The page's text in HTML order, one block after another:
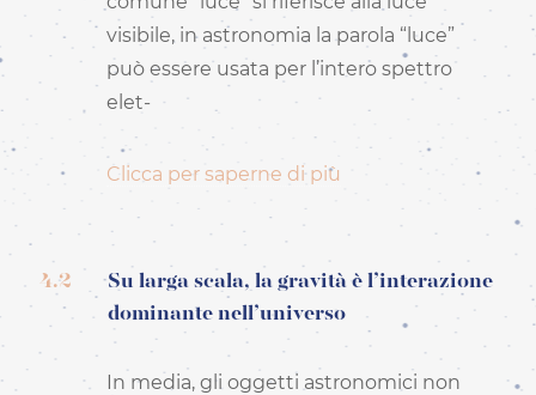
visibile, in astronomia la parola “luce”
può essere usata per l’intero spettro
elet-
Clicca per saperne di più
4.2
Su larga scala, la gravità è l’interazione
dominante nell’universo
In media, gli oggetti astronomici non